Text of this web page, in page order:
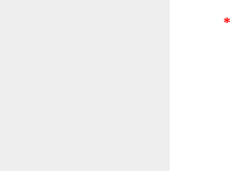
*